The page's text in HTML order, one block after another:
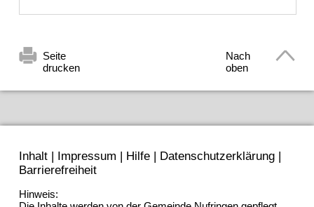
Seite
drucken
Nach
oben
Inhalt| Impressum | Hilfe| Datenschutzerklärung|
Barrierefreiheit
Hinweis: